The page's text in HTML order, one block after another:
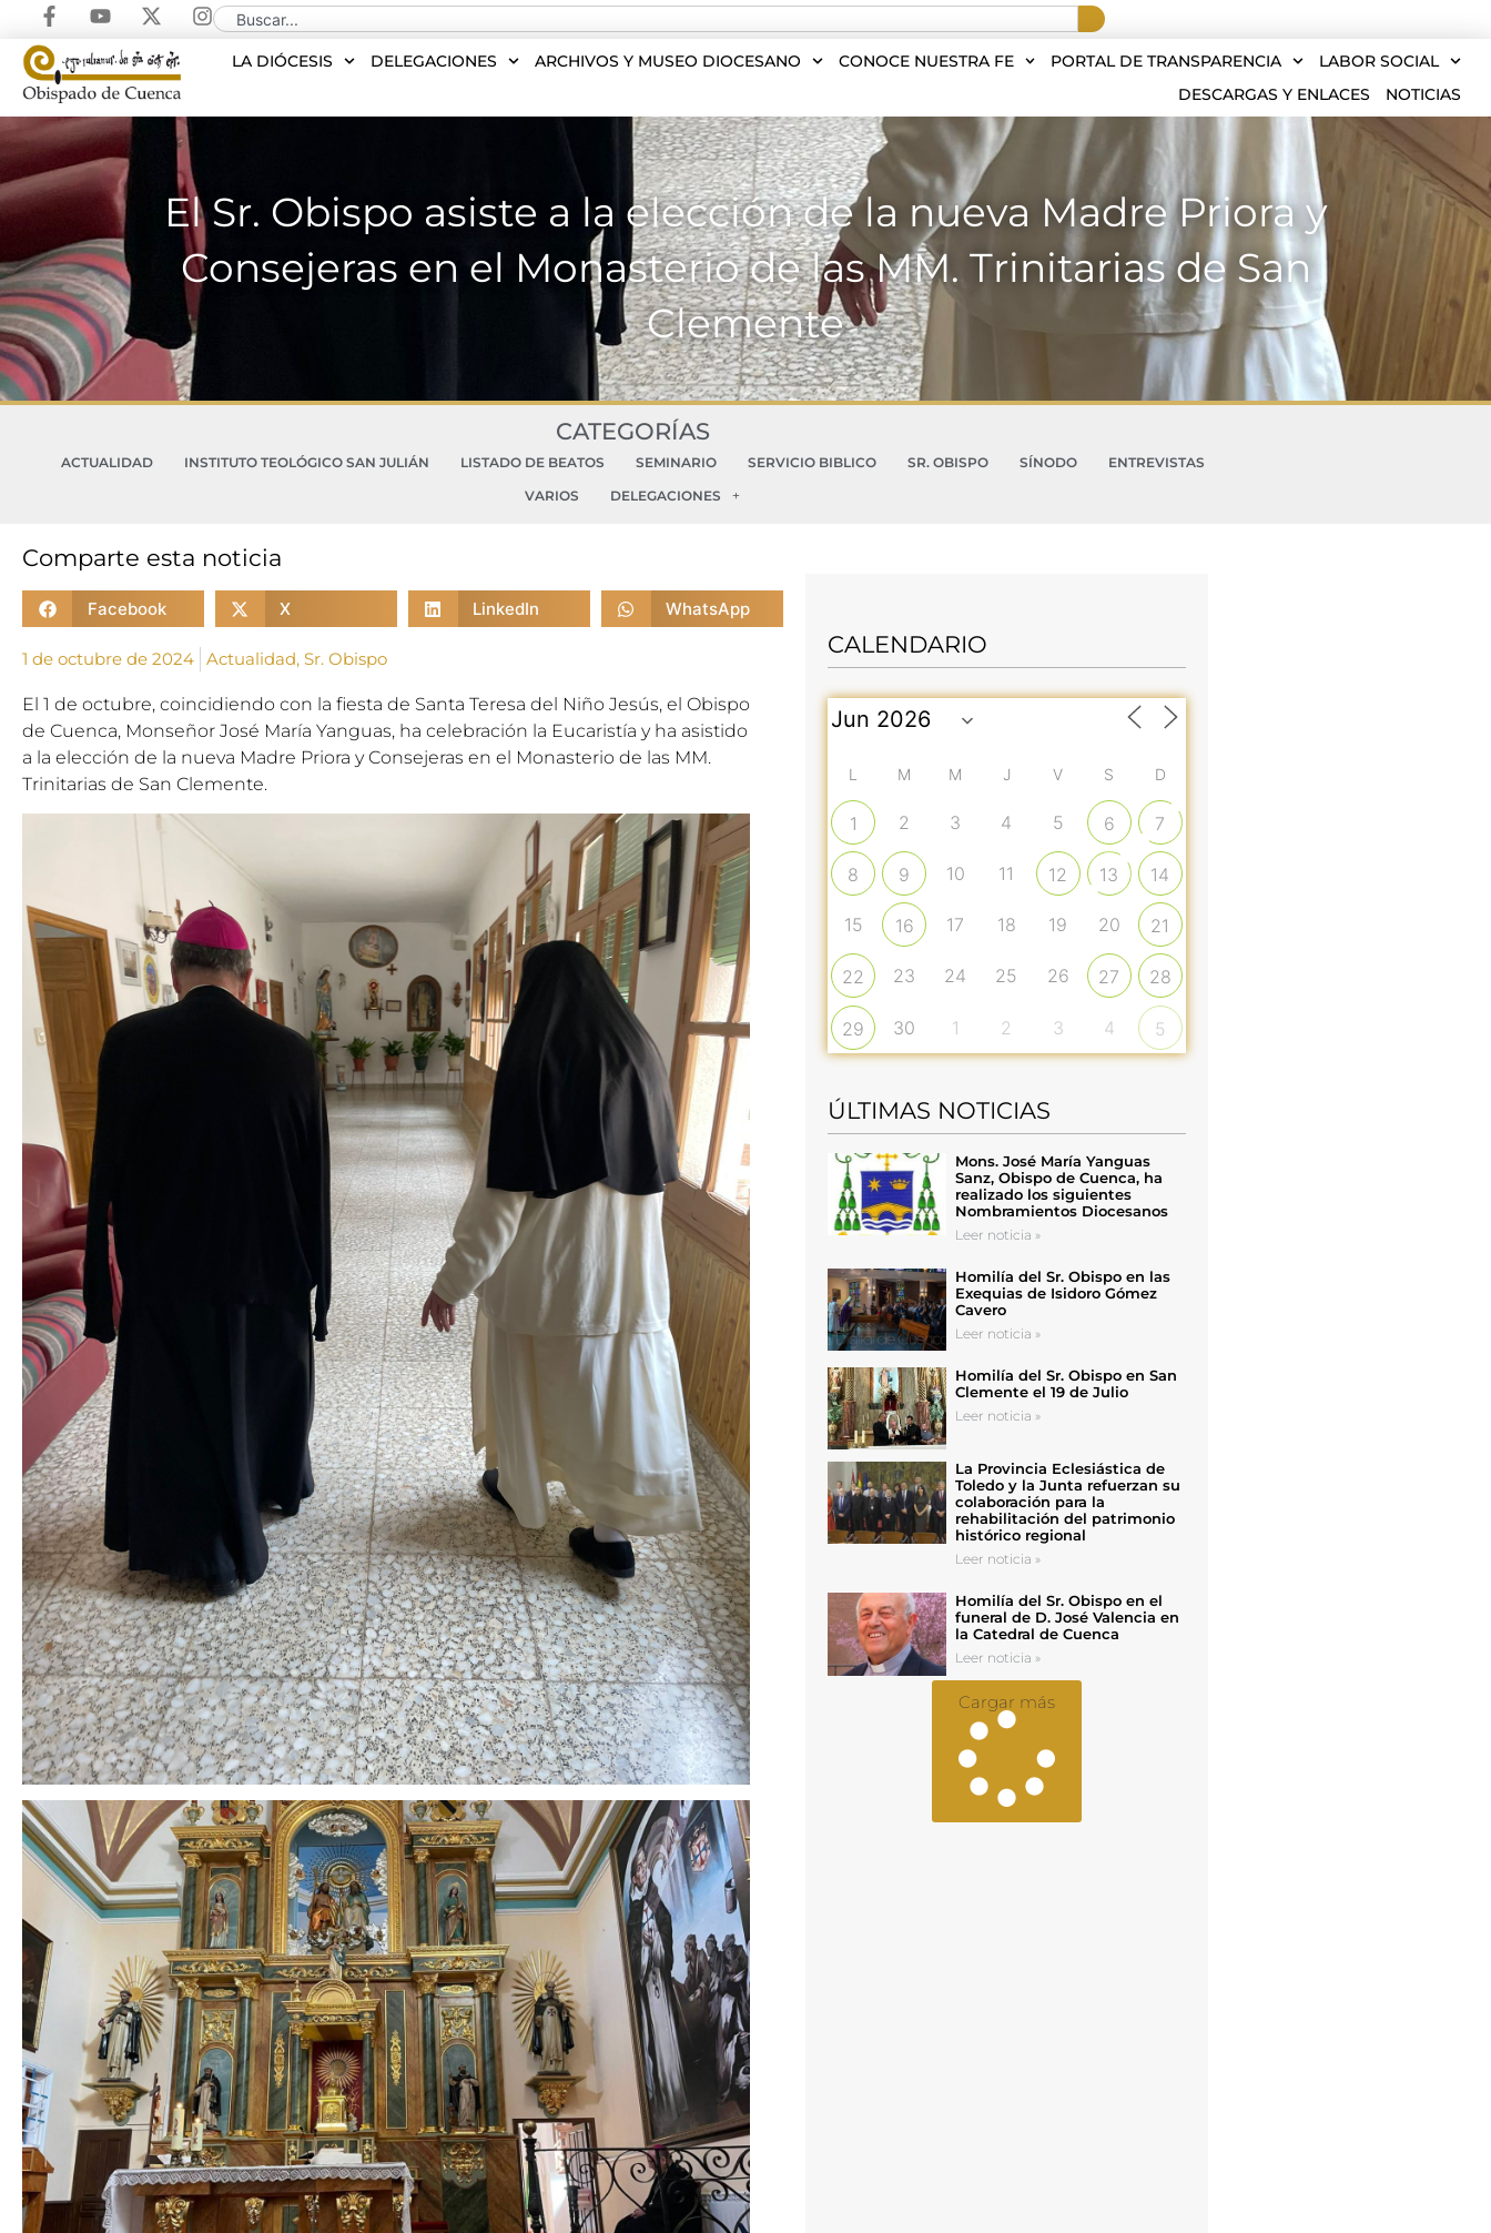
LA DIÓCESIS DELEGACIONES ARCHIVOS Y MUSEO DIOCESANO CONOCE NUESTRA FE PORTAL DE TRANSPARENCIA
LABOR SOCIAL
DESCARGAS Y ENLACES
NOTICIAS
El Sr. Obispo asiste a la elección de la nueva Madre Priora y
Consejeras en el Monasterio de las MM. Trinitarias de San
Clemente
CATEGORÍAS
ACTUALIDAD INSTITUTO TEOLÓGICO SAN JULIÁN LISTADO DE BEATOS SEMINARIO SERVICIO BIBLICO SR. OBISPO SÍNODO
ENTREVISTAS
VARIOS
DELEGACIONES
Comparte esta noticia
Facebook X LinkedIn WhatsApp
1 de octubre de 2024 Actualidad, Sr. Obispo
El 1 de octubre, coincidiendo con la fiesta de Santa Teresa del Niño Jesús, el Obispo
de Cuenca, Monseñor José María Yanguas, ha celebración la Eucaristía y ha asistido
a la elección de la nueva Madre Priora y Consejeras en el Monasterio de las MM.
Trinitarias de San Clemente.
CALENDARIO
L M M J V S D
1 2 3 4 5 6 7
8 9 10 11 12 13 14
15 16 17 18 19 20 21
22 23 24 25 26 27 28
29 30 1 2 3 4 5
ÚLTIMAS NOTICIAS
Mons. José María Yanguas
Sanz, Obispo de Cuenca, ha
realizado los siguientes
Nombramientos Diocesanos
Leer noticia »
Homilía del Sr. Obispo en las
Exequias de Isidoro Gómez
Cavero
Leer noticia »
Homilía del Sr. Obispo en San
Clemente el 19 de Julio
Leer noticia »
La Provincia Eclesiástica de
Toledo y la Junta refuerzan su
colaboración para la
rehabilitación del patrimonio
histórico regional
Leer noticia »
Homilía del Sr. Obispo en el
funeral de D. José Valencia en
la Catedral de Cuenca
Leer noticia »
Cargar más